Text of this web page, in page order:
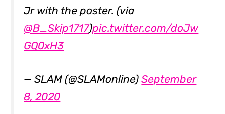
Jr with the poster. (via
@B_Skip1717)pic.twitter.com/doJw
GQ0xH3
— SLAM (@SLAMonline)September
8, 2020